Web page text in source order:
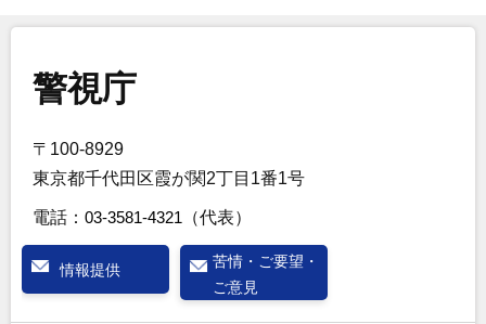
警視庁
〒100-8929
東京都千代田区霞が関2丁目1番1号
電話： 03-3581-4321 （代表）
情報提供
苦情・ご要望・
ご意見